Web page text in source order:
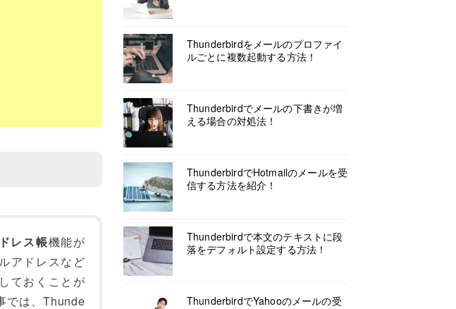
レス帳機能が
アドレスなど
ておくことが
では、Thunde
Thunderbirdをメールのプロファイ
ルごとに複数起動する方法！
Thunderbirdでメールの下書きが増
える場合の対処法！
ThunderbirdでHotmailのメールを受
信する方法を紹介！
Thunderbirdで本文のテキストに段
落をデフォルト設定する方法！
ThunderbirdでYahooのメールの受